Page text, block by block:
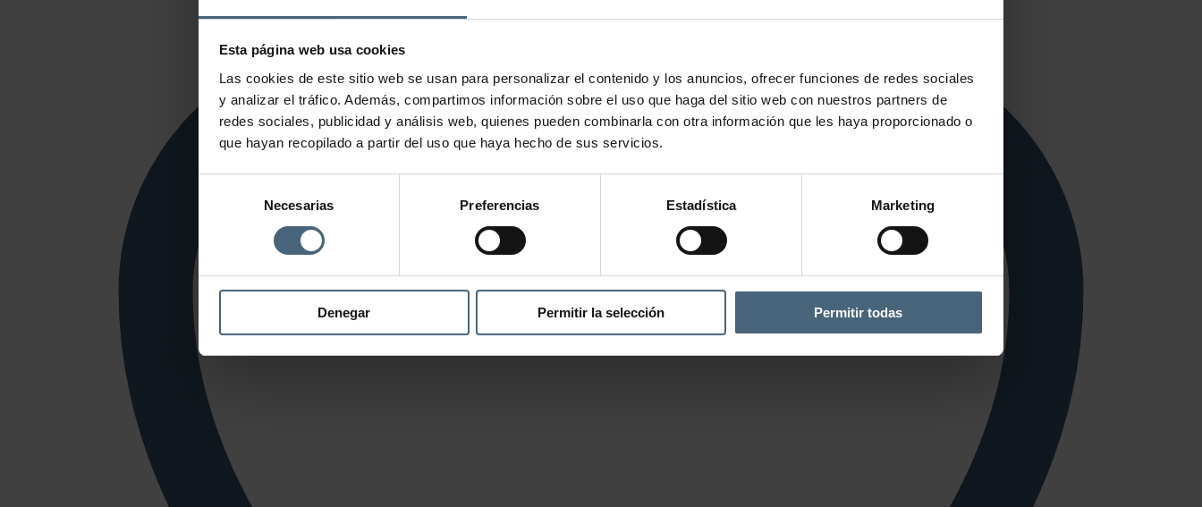
Esta página web usa cookies
Las cookies de este sitio web se usan para personalizar el contenido y los anuncios, ofrecer funciones de redes sociales
y analizar el tráfico. Además, compartimos información sobre el uso que haga del sitio web con nuestros partners de
redes sociales, publicidad y análisis web, quienes pueden combinarla con otra información que les haya proporcionado o
que hayan recopilado a partir del uso que haya hecho de sus servicios.
consentimiento
Necesarias Preferencias Estadística Marketing
Denegar Permitir la selección Permitir todas